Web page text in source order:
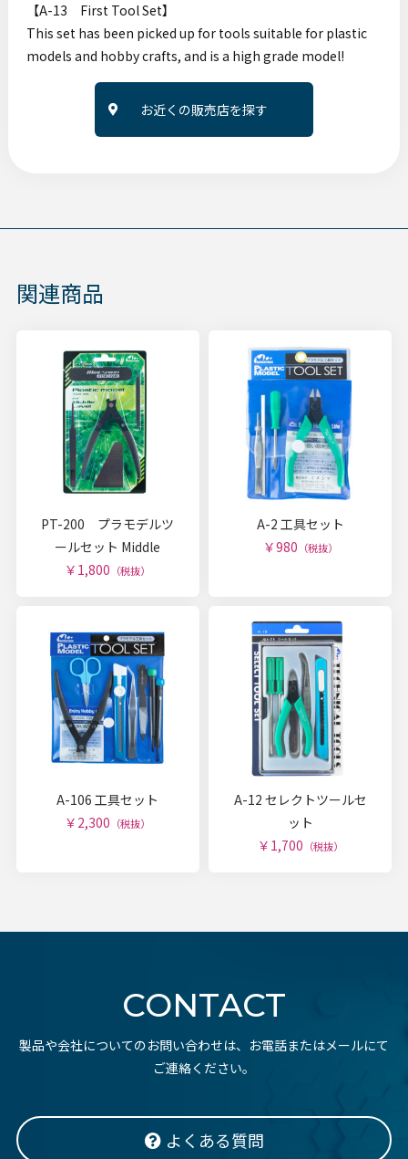
【A-13 First Tool Set】
This set has been picked up for tools suitable for plastic
models and hobby crafts, and is a high grade model!
お近くの販売店を探す
関連商品
PT-200 プラモデルツ
ールセット Middle
￥1,800 （税抜）
A-2 工具セット
￥980 （税抜）
A-106 工具セット
￥2,300 （税抜）
A-12 セレクトツールセ
ット
￥1,700 （税抜）
CONTACT
製品や会社についてのお問い合わせは、お電話またはメールにて
ご連絡ください。
よくある質問